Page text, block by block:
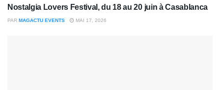
Nostalgia Lovers Festival, du 18 au 20 juin à Casablanca
PAR MAGACTU EVENTS MAI 17, 2026